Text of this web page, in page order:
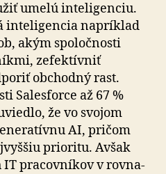
umelú inteligenciu.
inteligencia napríklad
akým spoločnosti
zefektívniť
obchodný rast.
Salesforce až 67 %
že vo svojom
AI, pričom
prioritu. Avšak
IT pracovníkov v rov­na­